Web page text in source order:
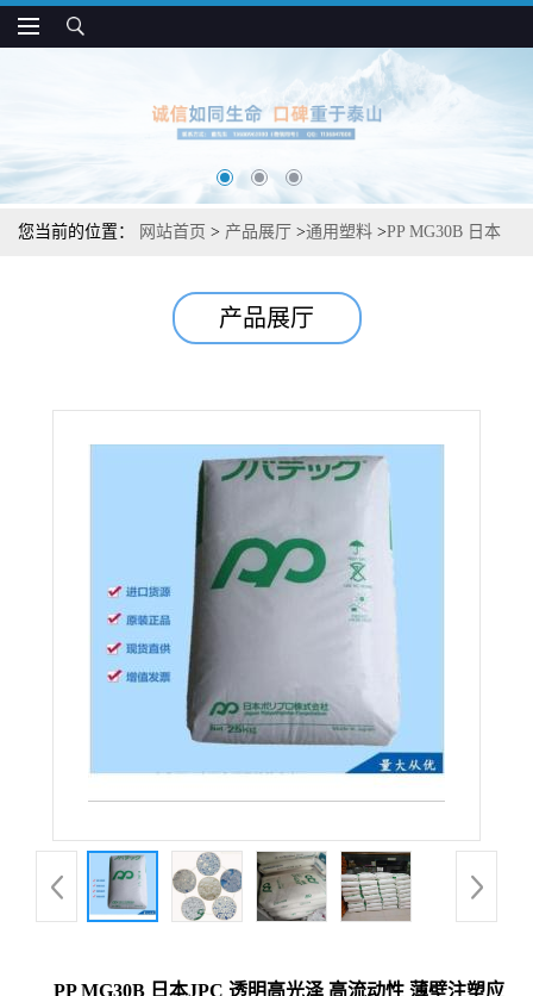
您当前的位置： 网站首页 > 产品展厅 >通用塑料 >PP MG30B 日本
产品展厅
PP MG30B 日本JPC 透明高光泽 高流动性 薄壁注塑应